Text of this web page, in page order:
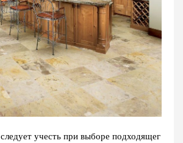
учесть при выборе подходящег